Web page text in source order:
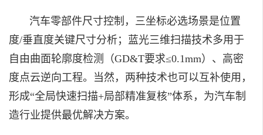
汽车零部件尺寸控制，三坐标必选场景是位置
度/垂直度关键尺寸分析；蓝光三维扫描技术多用于
自由曲面轮廓度检测（GD&T要求≤0.1mm）、高密
度点云逆向工程。当然，两种技术也可以互补使用，
形成“全局快速扫描+局部精准复核”体系，为汽车制
造行业提供最优解决方案。